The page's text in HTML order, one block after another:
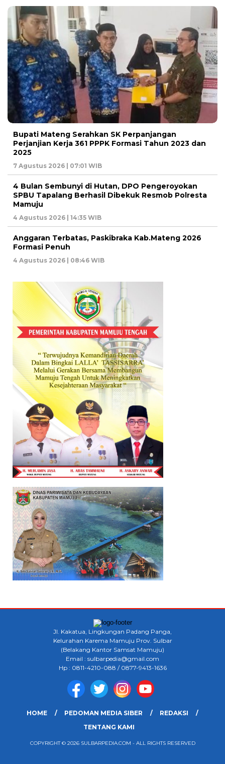
Bupati Mateng Serahkan SK Perpanjangan
Perjanjian Kerja 361 PPPK Formasi Tahun 2023 dan
2025
7 Agustus 2026 | 07:01 WIB
4 Bulan Sembunyi di Hutan, DPO Pengeroyokan
SPBU Tapalang Berhasil Dibekuk Resmob Polresta
Mamuju
4 Agustus 2026 | 14:35 WIB
Anggaran Terbatas, Paskibraka Kab.Mateng 2026
Formasi Penuh
4 Agustus 2026 | 08:46 WIB
Jl. Kakatua, Lingkungan Padang Panga,
Kelurahan Karema Mamuju Prov. Sulbar
(Belakang Kantor Samsat Mamuju)
Email : sulbarpedia@gmail.com
Hp : 0811-4210-088 / 0877-9413-1636
HOME PEDOMAN MEDIA SIBER
REDAKSI
TENTANG KAMI
COPYRIGHT © 2026 SULBARPEDIA.COM - ALL RIGHTS RESERVED